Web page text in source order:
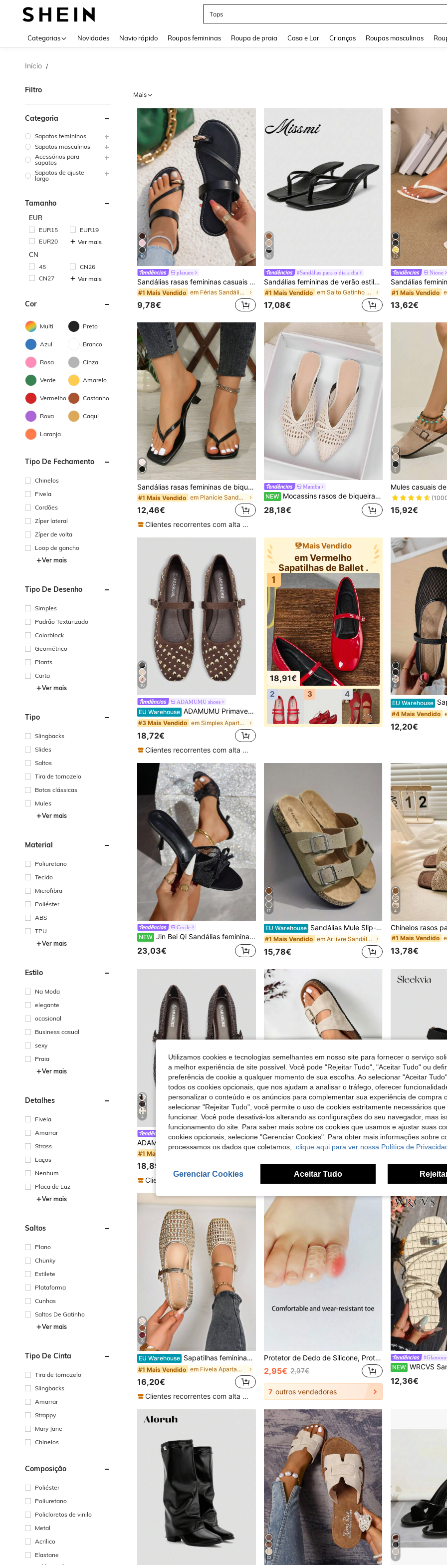
Tops
Categorias Novidades Navio rápido Roupas femininas Roupa de praia Casa e Lar Crianças Roupas masculinas
Início /
Filtro
Categoria
Sapatos femininos
Sapatos masculinos
Acessórios para
sapatos
Sapatos de ajuste
largo
Tamanho
EUR
EUR15
EUR19
EUR20
Ver mais
CN
45
CN26
CN27
Ver mais
Cor
Multi Preto
Azul Branco
Rosa Cinza
Verde Amarelo
Vermelho Castanho
Roxa Caqui
Laranja
Tipo De Fechamento
Chinelos
Fivela
Cordões
Zíper lateral
Zíper de volta
Loop de gancho
Ver mais
Tipo De Desenho
Simples
Padrão Texturizado
Colorblock
Geométrico
Plants
Carta
Ver mais
Tipo
Slingbacks
Slides
Saltos
Tira de tornozelo
Botas clássicas
Mules
Ver mais
Material
Poliuretano
Tecido
Microfibra
Poliéster
ABS
TPU
Ver mais
Estilo
Na Moda
elegante
ocasional
Business casual
sexy
Praia
Ver mais
Detalhes
Fivela
Amarrar
Strass
Laços
Nenhum
Placa de Luz
Ver mais
Saltos
Plano
Chunky
Estilete
Plataforma
Cunhas
Saltos De Gatinho
Ver mais
Tipo De Cinta
Tira de tornozelo
Slingbacks
Amarrar
Strappy
Mary Jane
Chinelos
Composição
Poliéster
Poliuretano
Policloretos de vinilo
Metal
Acrilico
Elastane
Mais
10
planare
Sandálias rasas femininas casuais de verão na moda, slip-on, biqueira redonda, com decoração dourada, sandálias rasas elegantes para senhora, sandálias rasas pretas femininas, chinelos
#1 Mais Vendido em Férias Sandálias Flat Femininas
9,78€
10
#Sandálias para o dia a dia
Sandálias femininas de verão estilo francês, novas, com tira entre os dedos, salto fino alto, tira traseira, salto kitten, chinelos tipo slide
#1 Mais Vendido em Salto Gatinho Sandálias com talão para mulheres
17,08€
22
Nione
#1 Mais Vendido
13,62€
Sandálias rasas femininas de biqueira quadrada com tira larga, sandálias slip-on de tira fina com salto kitten, estilo versátil
#1 Mais Vendido em Planície Sandálias De Salto Feminino
12,46€
Clientes recorrentes com alta taxa de retorno
Mamba
NEW Mocassins rasos de biqueira pontiaguda para mulher, decote baixo, novo estilo Primavera/Verão 2026, mocassins de condução, para uso exterior, sapatos de escritório, sola macia casual, estilo britânico, sapatos de mulher plus size 41-43
28,18€
5
15,92€
10
ADAMUMU shoes
EU Warehouse ADAMUMU Primavera/Verão Novos Sapatos Rasos de Senhora de Moda de Alta Gama Confortáveis com Lantejoulas, Adequados para Uso Diário e Festa, Férias de Primavera, Convidada de Casamento
#3 Mais Vendido em Simples Apartamentos Femininos
18,72€
Clientes recorrentes com alta taxa de retorno
Mais Vendido
em Vermelho
Sapatilhas de Ballet .
1
18,91€
2 3 4
6
EU Warehouse Sapatilhas vazadas
#4 Mais Vendido
12,20€
Cecile
NEW Jin Bei Qi Sandálias femininas de salto alto, adequadas para todas as estações, festas noturnas, atividades ao ar livre, eventos sofisticados e elegantes, bico redondo, Pu sensual, estampa floral em tela, detalhe de laço, modelo mule, material de alta qualidade, sapatos pretos luxuosos e sensuais, sandálias elegantes, salto alto casual, sapatos mule.
23,03€
17
EU Warehouse Sandálias Mule Slip-On de Verão para Mulher, Vintage, Sola Macia, Palmilha Confortável, para Praia, Caminhadas e Exterior, Sapatos Slides Unissexo para Casal, para Homem
#1 Mais Vendido em Ar livre Sandálias Masculinas
15,78€
4
#1 Mais Vendido
13,78€
4
ADAMUMU shoes
#1 Mais Vendido em Fivela de metal Apartamentos Femininos
18,89€
9
Louis Elegant Shoes Sleekvia
NEW Sleekvia Chinelos rasos confortáveis para
6
EU Warehouse Sapatilhas femininas da moda para o verão, com design vazado e fivela, confortáveis e ideais para viagens, férias, Dia das Mães e estilo bailarina.
#1 Mais Vendido em Fivela Apartamentos Femininos
16,20€
Clientes recorrentes com alta taxa de retorno
Protetor de Dedo de Silicone, Protetor de Dedo Anti-Fricção, Protetor de Tornozelo Ultra-Fino, Protetor de Dedo, Acessórios para Sapatos para Mulheres e Homens
2,95€ 2,97€
7 outros vendedores
NEW WRCVS Sandálias femininas de verão bege, chinelos rasos com estampa arco-íris,
12,36€
32 5
Utilizamos cookies e tecnologias semelhantes em nosso site para fornecer o serviço
a melhor experiência de site possível. Você pode "Rejeitar Tudo", "Aceitar Tudo" ou
preferência de cookie a qualquer momento de sua escolha. Ao selecionar "Aceitar
todos os cookies opcionais, que nos ajudam a analisar o tráfego, oferecer
personalizar o conteúdo e os anúncios para complementar sua experiência de compra
selecionar "Rejeitar Tudo", você permite o uso de cookies estritamente necessários
funcionar. Você pode desativá-los alterando as configurações do seu navegador, mas
funcionamento do site. Para saber mais sobre os cookies que usamos e ajustar suas
cookies opcionais, selecione "Gerenciar Cookies". Para obter mais informações sobre
processamos os dados que coletamos, clique aqui para ver nossa Política de
Gerenciar Cookies Aceitar Tudo